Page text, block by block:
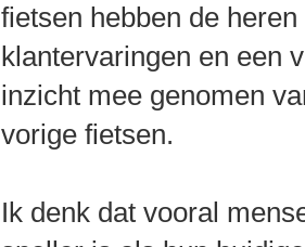
fietsen hebben de
klantervaringen en een
inzicht mee genomen
vorige fietsen.
Ik denk dat vooral